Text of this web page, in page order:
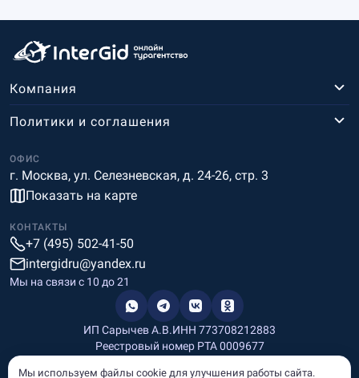
Компания
ОФИС
г. Москва, ул. Селезневская, д. 24-26, стр. 3
Показать на карте
Политики и соглашения
КОНТАКТЫ
+7 (495) 502-41-50
intergidru@yandex.ru
Мы на связи c 10 до 21
ИП Сарычев А.В.ИНН 773708212883
Реестровый номер РТА 0009677
Мы используем файлы cookie для улучшения работы сайта.